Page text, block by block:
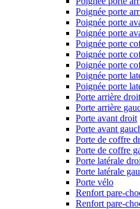
Poignée porte
Poignée porte
Poignée porte
Poignée porte
Poignée porte
Poignée porte
Poignée porte
Poignée porte
Porte arrière droit
Porte arrière
Porte avant droit
Porte avant
Porte de coffre
Porte de coffre
Porte latérale
Porte latérale
Porte vélo
Renfort pare-
Renfort pare-